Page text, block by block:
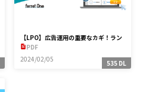
【LPO】広告運用の重要なカギ！ラン
ディングページ作成・改善ガイド
PDF
2024/02/05
535 DL